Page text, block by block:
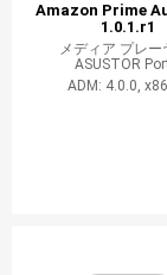
Amazon Prime
1.0.1.r1
メディア プレー
ASUSTOR
ADM: 4.0.0,